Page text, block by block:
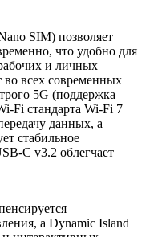
SIM) позволяет
что удобно для
и личных
во всех современных
5G (поддержка
Fi стандарта Wi-Fi 7
данных, а
стабильное
C v3.2 облегчает
а Dynamic Island